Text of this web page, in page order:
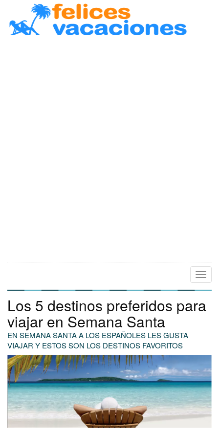
Los 5 destinos preferidos para
viajar en Semana Santa
EN SEMANA SANTA A LOS ESPAÑOLES LES GUSTA
VIAJAR Y ESTOS SON LOS DESTINOS FAVORITOS